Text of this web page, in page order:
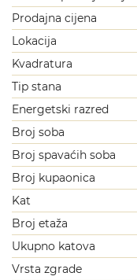
Prodajna cijena
Lokacija
Kvadratura
Tip stana
Energetski razred
Broj soba
Broj spavaćih soba
Broj kupaonica
Kat
Broj etaža
Ukupno katova
Vrsta zgrade